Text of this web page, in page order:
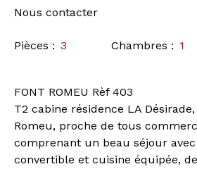
Nous contacter
Pièces : 3 Chambres : 1
FONT ROMEU Rèf 403
T2 cabine résidence LA
Romeu, proche de tous
comprenant un beau séjour avec
convertible et cuisine équipée,